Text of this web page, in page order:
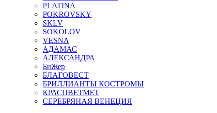
PLATINA
POKROVSKY
SKLV
SOKOLOV
VESNA
АДАМАС
АЛЕКСАНДРА
БиЖер
БЛАГОВЕСТ
БРИЛЛИАНТЫ КОСТРОМЫ
КРАСЦВЕТМЕТ
СЕРЕБРЯНАЯ ВЕНЕЦИЯ